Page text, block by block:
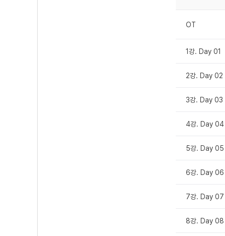
OT
1강. Day 01
2강. Day 02
3강. Day 03
4강. Day 04
5강. Day 05
6강. Day 06
7강. Day 07
8강. Day 08